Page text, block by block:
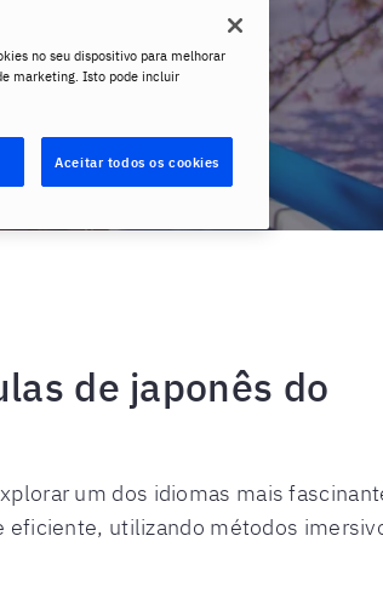
de japonês do
um dos idiomas mais
eficiente, utilizando métodos
no seu dispositivo para melhorar
marketing. Isto pode incluir
Aceitar todos os cookies